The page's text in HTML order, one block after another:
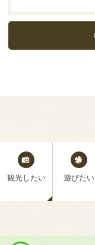
観光したい 遊びたい